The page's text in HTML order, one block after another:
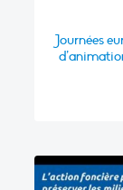
Journées